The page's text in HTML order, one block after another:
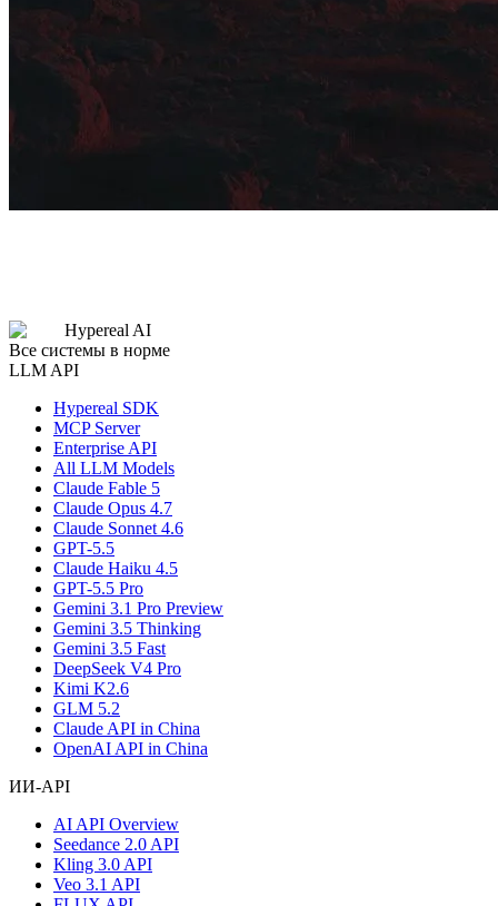
Hypereal AI
Все системы в норме
LLM API
Hypereal SDK
MCP Server
Enterprise API
All LLM Models
Claude Fable 5
Claude Opus 4.7
Claude Sonnet 4.6
GPT-5.5
Claude Haiku 4.5
GPT-5.5 Pro
Gemini 3.1 Pro Preview
Gemini 3.5 Thinking
Gemini 3.5 Fast
DeepSeek V4 Pro
Kimi K2.6
GLM 5.2
Claude API in China
OpenAI API in China
ИИ-API
AI API Overview
Seedance 2.0 API
Kling 3.0 API
Veo 3.1 API